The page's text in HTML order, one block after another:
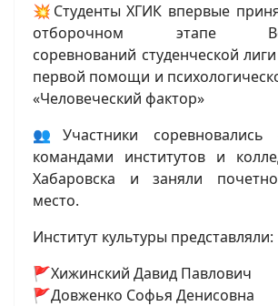
💥Студенты ХГИК впервые
отборочном этапе
соревнований студенческой
первой помощи и
«Человеческий фактор»
👥Участники
командами институтов и
Хабаровска и заняли
место.
Институт культуры представляли:
🚩Хижинский Давид Павлович
🚩Довженко Софья Денисовна